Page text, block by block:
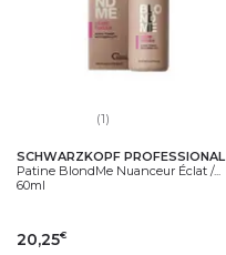
(1)
SCHWARZKOPF PROFESSIONAL
Patine BlondMe Nuanceur Éclat /...
60ml
20,25€